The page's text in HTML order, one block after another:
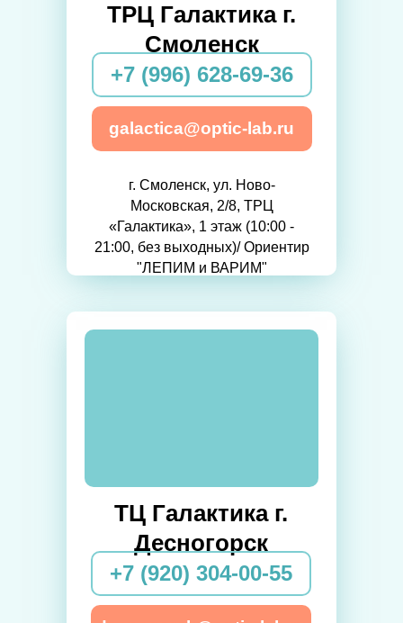
ТЦ Галактика г.
Десногорск
+7 (920) 304-00-55
+7 (996) 628-69-36
galactica@optic-lab.ru
ТРЦ Галактика г.
Смоленск
г. Смоленск, ул. Ново-
Московская, 2/8, ТРЦ
«Галактика», 1 этаж (10:00 -
21:00, без выходных)/ Ориентир
"ЛЕПИМ и ВАРИМ"